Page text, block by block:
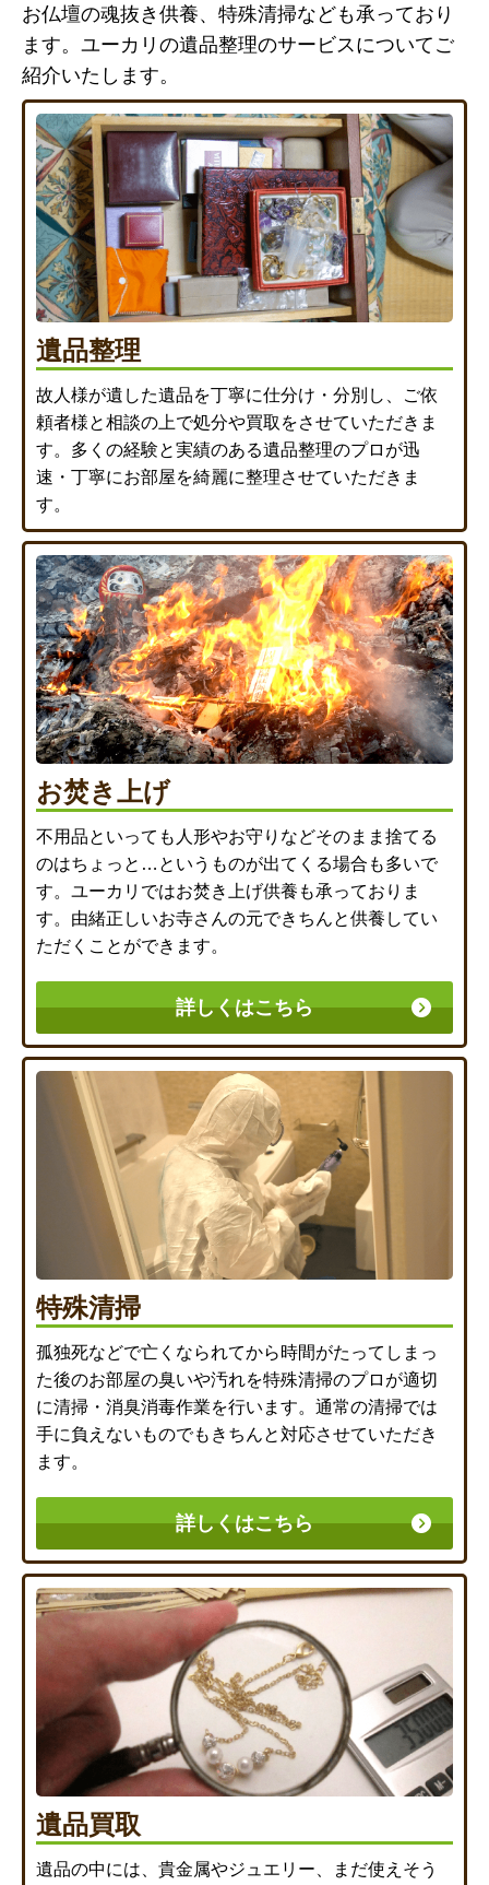
お仏壇の魂抜き供養、特殊清掃なども承っており
ます。ユーカリの遺品整理のサービスについてご
紹介いたします。
遺品整理
故人様が遺した遺品を丁寧に仕分け・分別し、ご依
頼者様と相談の上で処分や買取をさせていただきま
す。多くの経験と実績のある遺品整理のプロが迅
速・丁寧にお部屋を綺麗に整理させていただきま
す。
お焚き上げ
不用品といっても人形やお守りなどそのまま捨てる
のはちょっと…というものが出てくる場合も多いで
す。ユーカリではお焚き上げ供養も承っておりま
す。由緒正しいお寺さんの元できちんと供養してい
ただくことができます。
詳しくはこちら
特殊清掃
孤独死などで亡くなられてから時間がたってしまっ
た後のお部屋の臭いや汚れを特殊清掃のプロが適切
に清掃・消臭消毒作業を行います。通常の清掃では
手に負えないものでもきちんと対応させていただき
ます。
詳しくはこちら
遺品買取
遺品の中には、貴金属やジュエリー、まだ使えそう